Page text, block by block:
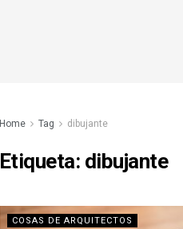
Home Tag dibujante
Etiqueta: dibujante
COSAS DE ARQUITECTOS